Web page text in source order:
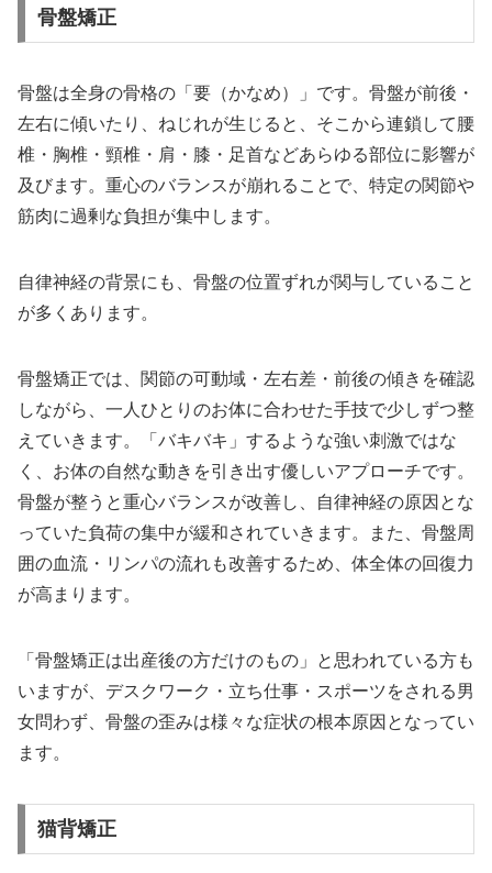
骨盤矯正
骨盤は全身の骨格の「要（かなめ）」です。骨盤が前後・
左右に傾いたり、ねじれが生じると、そこから連鎖して腰
椎・胸椎・頸椎・肩・膝・足首などあらゆる部位に影響が
及びます。重心のバランスが崩れることで、特定の関節や
筋肉に過剰な負担が集中します。
自律神経の背景にも、骨盤の位置ずれが関与していること
が多くあります。
骨盤矯正では、関節の可動域・左右差・前後の傾きを確認
しながら、一人ひとりのお体に合わせた手技で少しずつ整
えていきます。「バキバキ」するような強い刺激ではな
く、お体の自然な動きを引き出す優しいアプローチです。
骨盤が整うと重心バランスが改善し、自律神経の原因とな
っていた負荷の集中が緩和されていきます。また、骨盤周
囲の血流・リンパの流れも改善するため、体全体の回復力
が高まります。
「骨盤矯正は出産後の方だけのもの」と思われている方も
いますが、デスクワーク・立ち仕事・スポーツをされる男
女問わず、骨盤の歪みは様々な症状の根本原因となってい
ます。
猫背矯正